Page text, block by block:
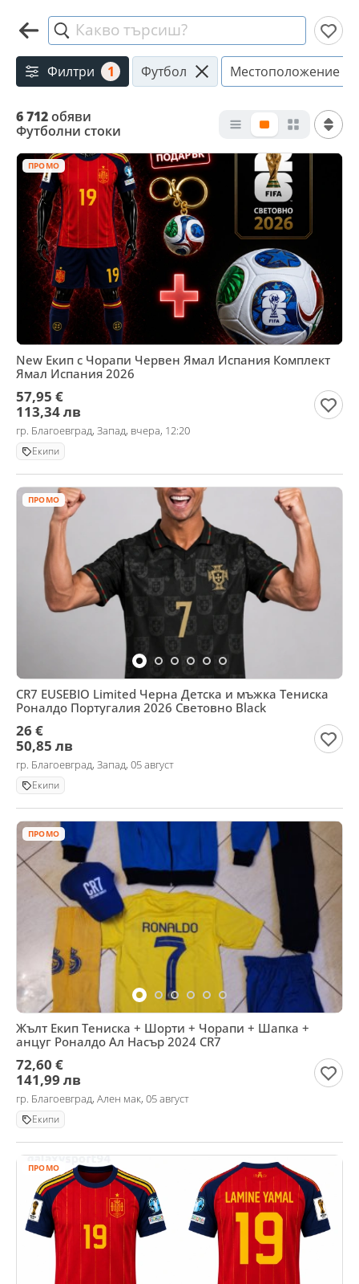
Какво търсиш?
Филтри 1 Футбол Местоположение
6 712обяви
Футболни стоки
ПРОМО
New Екип с Чорапи Червен Ямал Испания Комплект
Ямал Испания 2026
57,95 €
113,34 лв
гр. Благоевград, Запад, вчера, 12:20
Екипи
ПРОМО
CR7 EUSEBIO Limited Черна Детска и мъжка Тениска
Роналдо Португалия 2026 Световно Black
26 €
50,85 лв
гр. Благоевград, Запад, 05 август
Екипи
ПРОМО
Жълт Екип Тениска + Шорти + Чорапи + Шапка +
анцуг Роналдо Ал Насър 2024 CR7
72,60 €
141,99 лв
гр. Благоевград, Ален мак, 05 август
Екипи
ПРОМО